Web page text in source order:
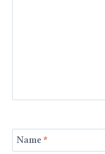
Name *